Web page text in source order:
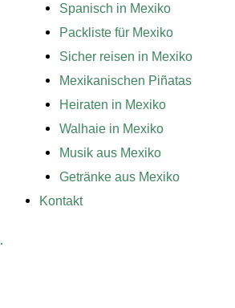
Spanisch in Mexiko
Packliste für Mexiko
Sicher reisen in Mexiko
Mexikanischen Piñatas
Heiraten in Mexiko
Walhaie in Mexiko
Musik aus Mexiko
Getränke aus Mexiko
Kontakt
.